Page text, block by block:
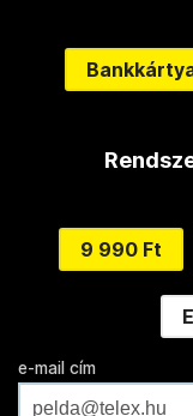
9 990 Ft
e-mail cím